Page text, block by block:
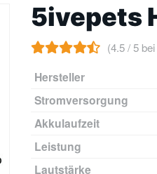
5ivepets
(4.5 / 5
Hersteller
Stromversorgung
Akkulaufzeit
Leistung
Lautstärke